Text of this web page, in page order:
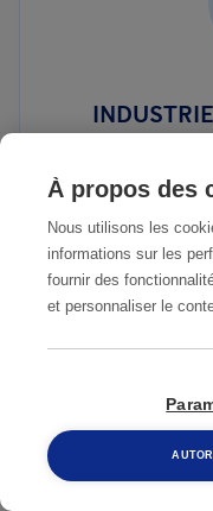
À propos des
Nous utilisons les
informations sur les
fournir des
et personnaliser le